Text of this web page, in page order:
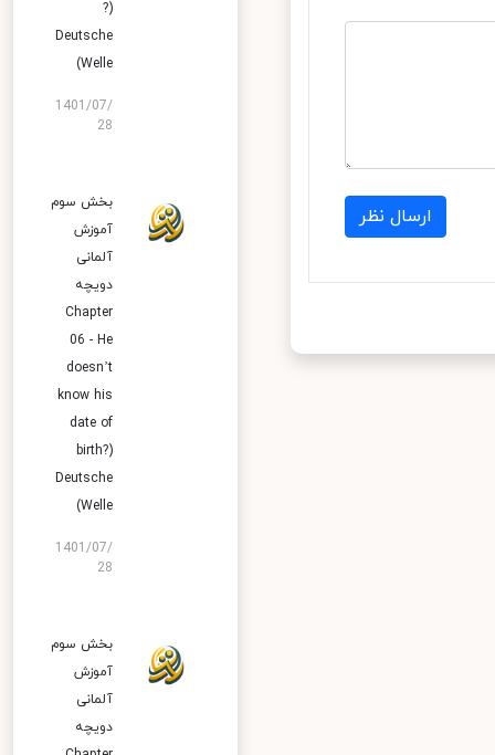
ارسال نظر
Deutsche
Welle)
1401/07/
28
بخش سوم
آموزش
آلمانی
دویچه
Chapter
06 - He
doesn’t
know his
date of
birth?)
Deutsche
Welle)
1401/07/
28
بخش سوم
آموزش
آلمانی
دویچه